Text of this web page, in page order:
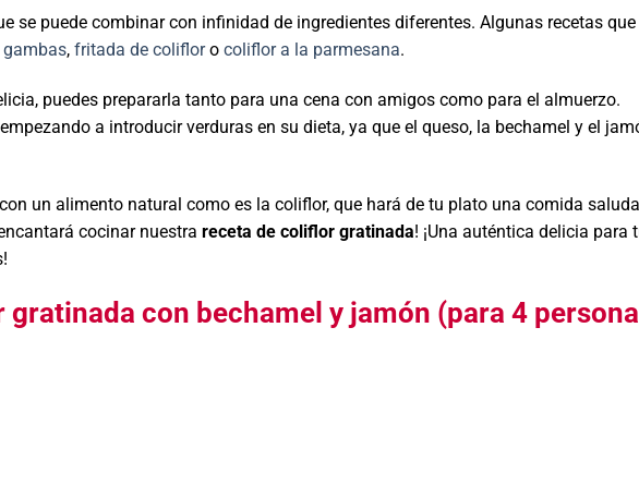
se puede combinar con infinidad de ingredientes diferentes. Algunas recetas que
, fritada de colifloro coliflor a la parmesana.
puedes prepararla tanto para una cena con amigos como para el almuerzo.
a introducir verduras en su dieta, ya que el queso, la bechamel y el
un alimento natural como es la coliflor, que hará de tu plato una comida
cocinar nuestra receta de coliflor gratinada! ¡Una auténtica delicia para
con bechamel y jamón (para 4